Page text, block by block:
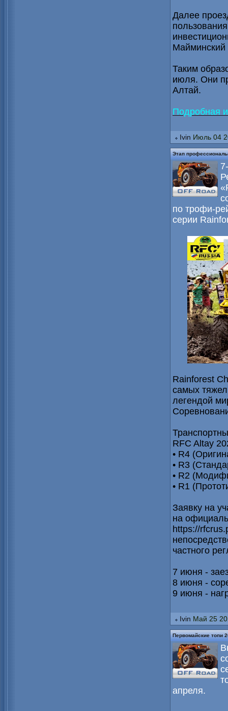
Далее
Майминский
Таким
июля. Они
Алтай.
Подробная
Ivin Июль 04
Этап
по трофи-
серии
Rainforest
самых
легендой
RFC Altay
• R4
• R3
• R2
• R1
Заявку на
на
https://
частного
7 июня -
8 июня -
9 июня -
Ivin Май 25
Первомайские топи
апреля.